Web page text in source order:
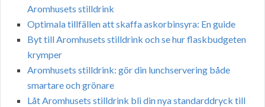
Aromhusets stilldrink
Optimala tillfällen att skaffa askorbinsyra: En guide
Byt till Aromhusets stilldrink och se hur flaskbudgeten
krymper
Aromhusets stilldrink: gör din lunchservering både
smartare och grönare
Låt Aromhusets stilldrink bli din nya standarddryck till